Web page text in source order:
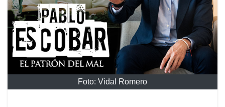
Foto: Vidal Romero